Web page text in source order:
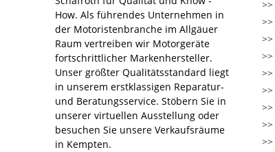
How. Als führendes Unternehmen in
der Motoristenbranche im Allgäuer
Raum vertreiben wir Motorgeräte
fortschrittlicher Markenhersteller.
Unser größter Qualitätsstandard liegt
in unserem erstklassigen Reparatur-
und Beratungsservice. Stöbern Sie in
unserer virtuellen Ausstellung oder
besuchen Sie unsere Verkaufsräume
in Kempten.